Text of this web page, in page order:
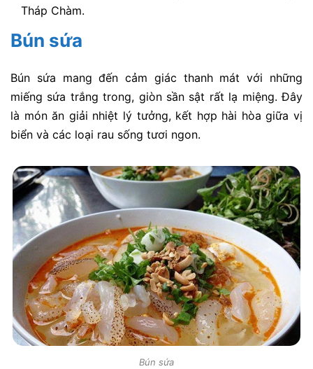
Tháp Chàm.
Bún sứa
Bún sứa mang đến cảm giác thanh mát với những
miếng sứa trắng trong, giòn sần sật rất lạ miệng. Đây
là món ăn giải nhiệt lý tưởng, kết hợp hài hòa giữa vị
biển và các loại rau sống tươi ngon.
Bún sứa